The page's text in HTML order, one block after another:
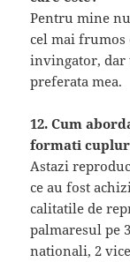
Pentru mine
cel mai frumos
invingator, dar
preferata mea.
12. Cum
formati
Astazi
ce au fost
calitatile de
palmaresul pe
nationali, 2